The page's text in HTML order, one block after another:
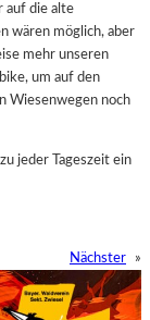
auf die alte
wären möglich, aber
mehr unseren
um auf den
Wiesenwegen noch
jeder Tageszeit ein
Nächster »